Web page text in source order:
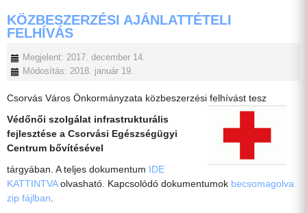
KÖZBESZERZÉSI AJÁNLATTÉTELI
FELHÍVÁS
Megjelent: 2017. december 14.
Módosítás: 2018. január 19.
Csorvás Város Önkormányzata közbeszerzési felhívást tesz
Védőnői szolgálat infrastrukturális
fejlesztése a Csorvási Egészségügyi
Centrum bővítésével
tárgyában. A teljes dokumentum IDE
KATTINTVAolvasható. Kapcsolódó dokumentumok becsomagolva
zip fájlban.